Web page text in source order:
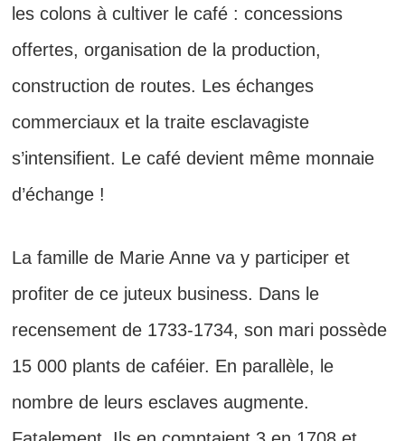
les colons à cultiver le café : concessions
offertes, organisation de la production,
construction de routes. Les échanges
commerciaux et la traite esclavagiste
s’intensifient. Le café devient même monnaie
d’échange !
La famille de Marie Anne va y participer et
profiter de ce juteux business. Dans le
recensement de 1733-1734, son mari possède
15 000 plants de caféier. En parallèle, le
nombre de leurs esclaves augmente.